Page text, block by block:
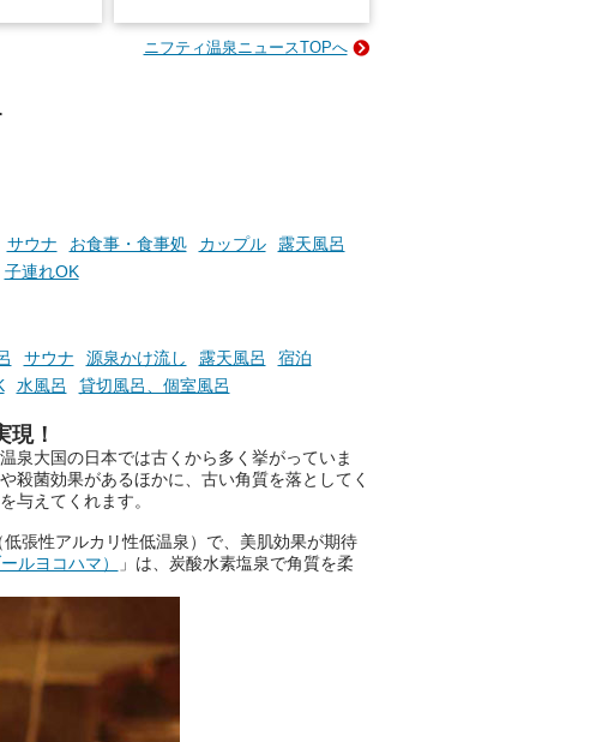
そんな「一人でぼんやり過ごす
お風呂でリラックスしているか
りの温まった心のまま相談でき
たら素敵ですよね。
ニフティ温泉の「占いベンチ」
は、そんなあなたの心のつぶや
きをプロの占い師に相談するこ
とができるサービスです。
別なひとときを「毎月10分無
料」でご利用いただけます。
ニフティ温泉ニュースTOPへ
サウナ お食事・食事処 カップル
露天風呂
子連れOK
サウナ 源泉かけ流し 露天風呂
宿泊
水風呂 貸切風呂、個室風呂
！
泉大国の日本では古くから多く挙がっていま
殺菌効果があるほかに、古い角質を落としてく
与えてくれます。
張性アルカリ性低温泉）で、美肌効果が期待
ルヨコハマ）
」は、炭酸水素塩泉で角質を柔